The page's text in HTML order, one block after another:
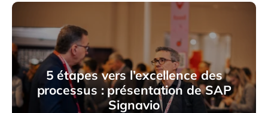
5 étapes vers l’excellence des
processus : présentation de SAP
Signavio